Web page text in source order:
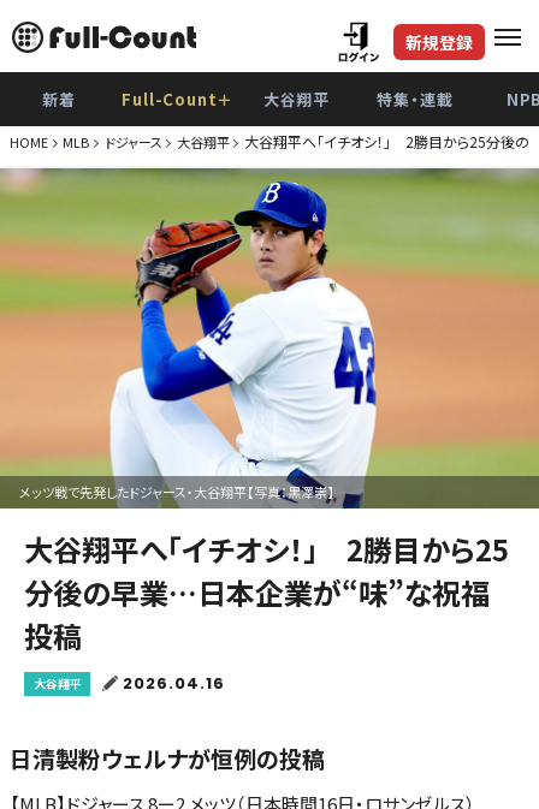
新規登録
新着 Full-Count＋ 大谷翔平 特集・連載
HOME MLB ドジャース 大谷翔平 大谷翔平へ「イチオシ！」 2勝目から25分後
メッツ戦で先発したドジャース・大谷翔平【写真：黒澤崇】
大谷翔平へ「イチオシ！」 2勝目から25
分後の早業…日本企業が“味”な祝福
投稿
大谷翔平 2026.04.16
日清製粉ウェルナが恒例の投稿
【MLB】ドジャース 8ー2 メッツ（日本時間16日・ロサンゼルス）